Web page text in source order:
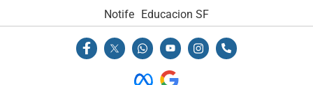
Notife
Educacion SF